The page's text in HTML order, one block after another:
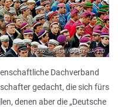
Foto: ©Rabe!/CC BY-SA 3.0
Dachverband
gedacht, die sich fürs
denen aber die „Deutsche